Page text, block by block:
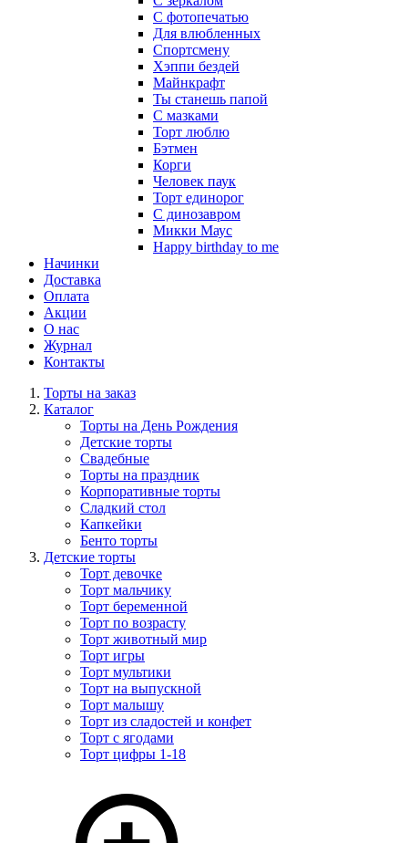
С фотопечатью
Для влюбленных
Спортсмену
Хэппи бездей
Майнкрафт
Ты станешь папой
С мазками
Торт люблю
Бэтмен
Корги
Человек паук
Торт единорог
С динозавром
Микки Маус
Happy birthday to me
Начинки
Доставка
Оплата
Акции
О нас
Журнал
Контакты
Торты на заказ
Каталог
Торты на День Рождения
Детские торты
Свадебные
Торты на праздник
Корпоративные торты
Сладкий стол
Капкейки
Бенто торты
Детские торты
Торт девочке
Торт мальчику
Торт беременной
Торт по возрасту
Торт животный мир
Торт игры
Торт мультики
Торт на выпускной
Торт малышу
Торт из сладостей и конфет
Торт с ягодами
Торт цифры 1-18